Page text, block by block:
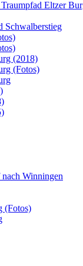
Eltzer
Schwalberstieg
(2018)
(Fotos)
Winningen
(Fotos)